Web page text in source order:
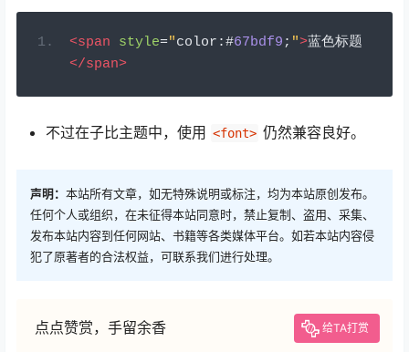
<span style="color :#67bdf9 ; ">蓝色标题
</span>
不过在子比主题中，使用 <font> 仍然兼容良好。
声明： 本站所有文章，如无特殊说明或标注，均为本站原创发布。
任何个人或组织，在未征得本站同意时，禁止复制、盗用、采集、
发布本站内容到任何网站、书籍等各类媒体平台。如若本站内容侵
犯了原著者的合法权益，可联系我们进行处理。
点点赞赏，手留余香 给TA打赏